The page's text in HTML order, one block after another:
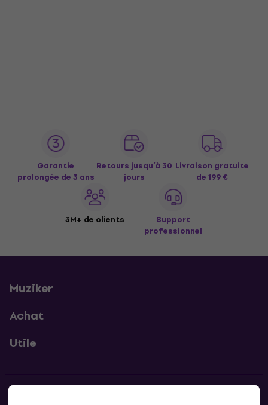
Garantie
prolongée de 3 ans
Retours jusqu’à 30
jours
Livraison gratuite
de 199 €
3M+ de clients
Support
professionnel
Muziker
Achat
Utile